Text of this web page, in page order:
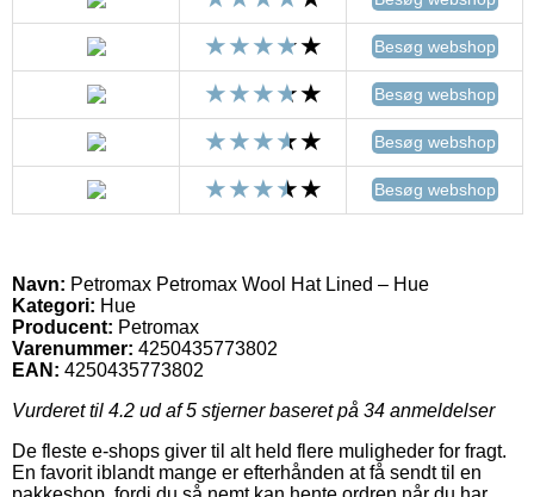
Besøg webshop
Besøg webshop
Besøg webshop
Besøg webshop
Navn: Petromax Petromax Wool Hat Lined – Hue
Kategori: Hue
Producent: Petromax
Varenummer: 4250435773802
EAN: 4250435773802
Vurderet til 4.2 ud af 5 stjerner baseret på 34 anmeldelser
De fleste e-shops giver til alt held flere muligheder for fragt.
En favorit iblandt mange er efterhånden at få sendt til en